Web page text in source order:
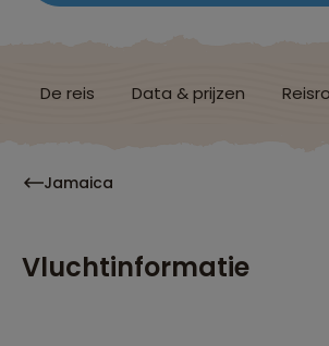
De reis Data & prijzen
Jamaica
Vluchtinformatie